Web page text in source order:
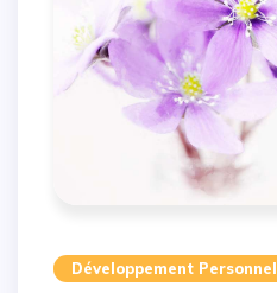
Développement Personnel